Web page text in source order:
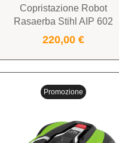
Copristazione Robot
Rasaerba Stihl AIP 602
220,00€
Promozione